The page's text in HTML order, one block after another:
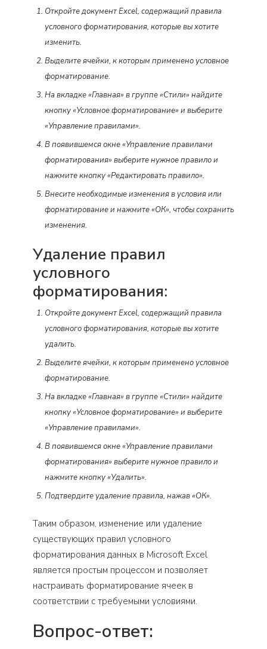
Откройте документ Excel, содержащий правила
условного форматирования, которые вы хотите
изменить.
Выделите ячейки, к которым применено условное
форматирование.
На вкладке «Главная» в группе «Стили» найдите
кнопку «Условное форматирование» и выберите
«Управление правилами».
В появившемся окне «Управление правилами
форматирования» выберите нужное правило и
нажмите кнопку «Редактировать правило».
Внесите необходимые изменения в условия или
форматирование и нажмите «ОК», чтобы сохранить
изменения.
Удаление правил
условного
форматирования:
Откройте документ Excel, содержащий правила
условного форматирования, которые вы хотите
удалить.
Выделите ячейки, к которым применено условное
форматирование.
На вкладке «Главная» в группе «Стили» найдите
кнопку «Условное форматирование» и выберите
«Управление правилами».
В появившемся окне «Управление правилами
форматирования» выберите нужное правило и
нажмите кнопку «Удалить».
Подтвердите удаление правила, нажав «ОК».
Таким образом, изменение или удаление
существующих правил условного
форматирования данных в Microsoft Excel
является простым процессом и позволяет
настраивать форматирование ячеек в
соответствии с требуемыми условиями.
Вопрос-ответ: